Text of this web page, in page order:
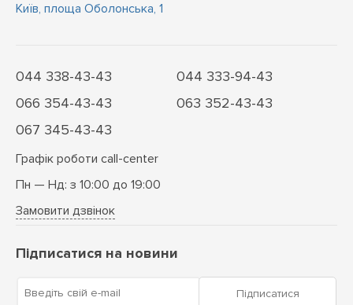
Київ, площа Оболонська, 1
044 338-43-43
044 333-94-43
066 354-43-43
063 352-43-43
067 345-43-43
Графік роботи call-center
Пн — Нд: з 10:00 до 19:00
Замовити дзвінок
Підписатися на новини
Введіть свій e-mail Підписатися